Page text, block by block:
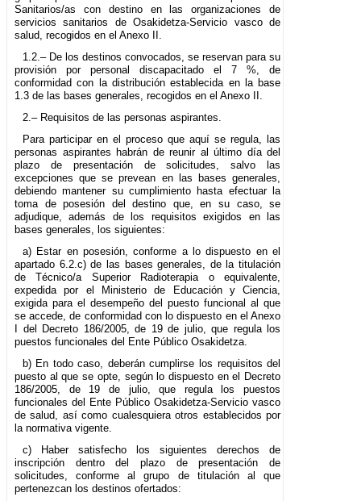
Sanitarios/as con destino en las organizaciones de
servicios sanitarios de Osakidetza-Servicio vasco de
salud, recogidos en el Anexo II.
1.2.– De los destinos convocados, se reservan para su
provisión por personal discapacitado el 7 %, de
conformidad con la distribución establecida en la base
1.3 de las bases generales, recogidos en el Anexo II.
2.– Requisitos de las personas aspirantes.
Para participar en el proceso que aquí se regula, las
personas aspirantes habrán de reunir al último día del
plazo de presentación de solicitudes, salvo las
excepciones que se prevean en las bases generales,
debiendo mantener su cumplimiento hasta efectuar la
toma de posesión del destino que, en su caso, se
adjudique, además de los requisitos exigidos en las
bases generales, los siguientes:
a) Estar en posesión, conforme a lo dispuesto en el
apartado 6.2.c) de las bases generales, de la titulación
de Técnico/a Superior Radioterapia o equivalente,
expedida por el Ministerio de Educación y Ciencia,
exigida para el desempeño del puesto funcional al que
se accede, de conformidad con lo dispuesto en el Anexo
I del Decreto 186/2005, de 19 de julio, que regula los
puestos funcionales del Ente Público Osakidetza.
b) En todo caso, deberán cumplirse los requisitos del
puesto al que se opte, según lo dispuesto en el Decreto
186/2005, de 19 de julio, que regula los puestos
funcionales del Ente Público Osakidetza-Servicio vasco
de salud, así como cualesquiera otros establecidos por
la normativa vigente.
c) Haber satisfecho los siguientes derechos de
inscripción dentro del plazo de presentación de
solicitudes, conforme al grupo de titulación al que
pertenezcan los destinos ofertados: